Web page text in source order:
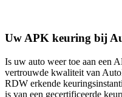
Uw APK keuring bij
Is uw auto weer toe aan een
vertrouwde kwaliteit van
RDW erkende
is van een gecertificeerde